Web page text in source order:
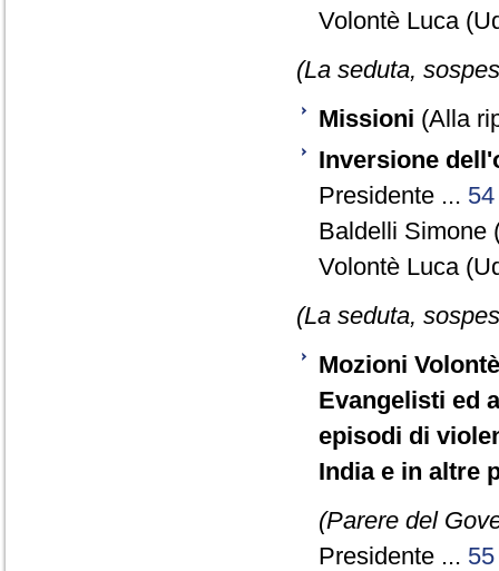
Volontè Luca
(La seduta,
Missioni (Alla
Inversione
Presidente ... 54
Baldelli Simone
Volontè Luca
(La seduta,
Mozioni
Evangelisti ed
episodi di
India e in altre
(Parere del
Presidente ... 55